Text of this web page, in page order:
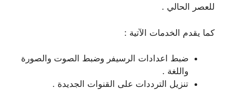
للعصر الحالي .
كما يقدم الخدمات الآتية :
ضبط اعدادات الرسيفر وضبط الصوت والصورة
واللغة .
تنزيل الترددات على القنوات الجديدة .